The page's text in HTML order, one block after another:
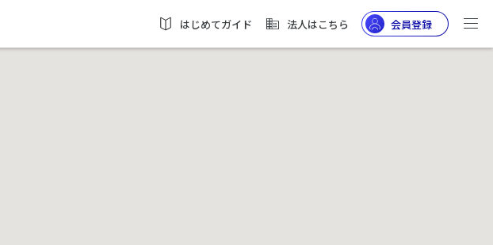
はじめてガイド 法人はこちら 会員登録